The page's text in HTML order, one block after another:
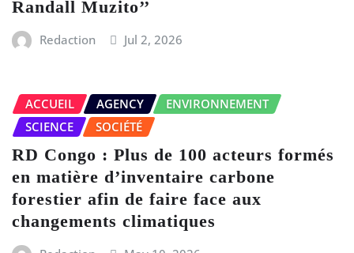
Randall Muzito’’
Redaction Jul 2, 2026
ACCUEIL AGENCY
ENVIRONNEMENT
SCIENCE
SOCIÉTÉ
RD Congo : Plus de 100 acteurs formés
en matière d’inventaire carbone
forestier afin de faire face aux
changements climatiques